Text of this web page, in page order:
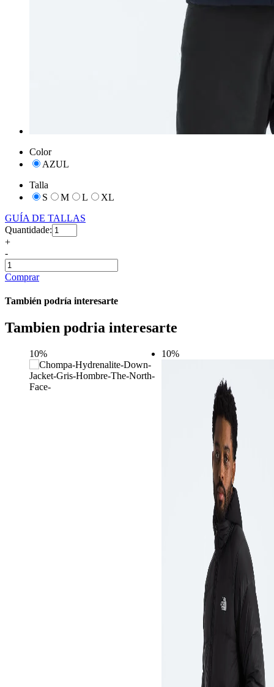
Color
AZUL
Talla
S
M L
XL
GUÍA DE TALLAS
Quantidade:
+
-
Comprar
También podría interesarte
Tambien podria interesarte
10% 10%